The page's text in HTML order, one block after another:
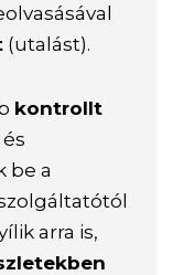
(utalást).
kontrollt
be a
arra is,